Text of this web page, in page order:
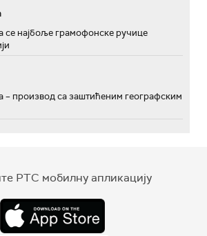
се најбоље грамофонске ручице
– производ са заштићеним географским
РТС мобилну апликацију